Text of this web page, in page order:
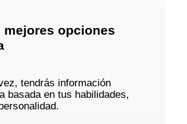
mejores opciones
tendrás información
basada en tus habilidades,